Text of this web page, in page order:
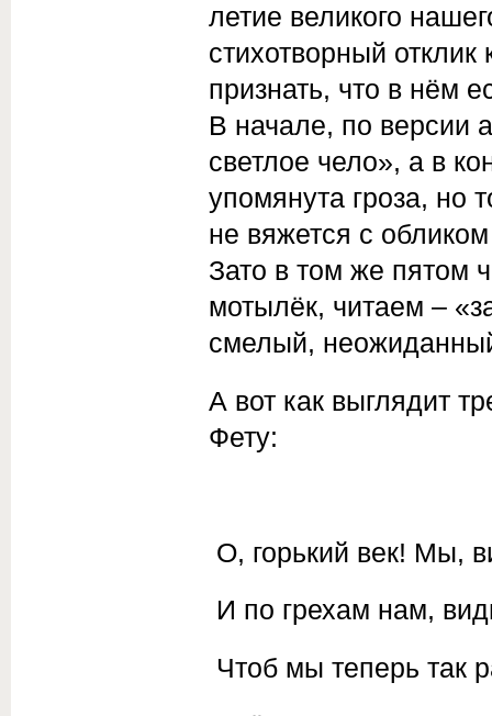
летие великого
стихотворный
признать, что в нём
В начале, по версии
светлое чело», а в
упомянута гроза, но
не вяжется с
Зато в том же пятом
мотылёк, читаем –
смелый,
А вот как выглядит
Фету:
О, горький век! Мы,
И по грехам нам,
Чтоб мы теперь так